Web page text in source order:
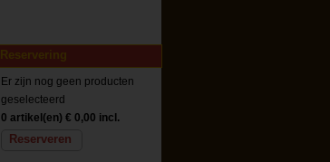
Reservering
Er zijn nog geen producten
geselecteerd
0 artikel(en) € 0,00 incl.
Reserveren